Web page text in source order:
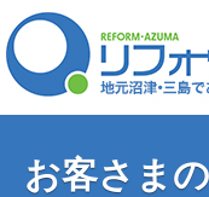
お客さま